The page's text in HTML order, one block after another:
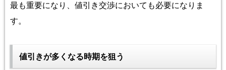
最も重要になり、値引き交渉においても必要になりま
す。
値引きが多くなる時期を狙う